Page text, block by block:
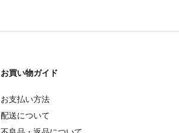
お買い物ガイド
お支払い方法
配送について